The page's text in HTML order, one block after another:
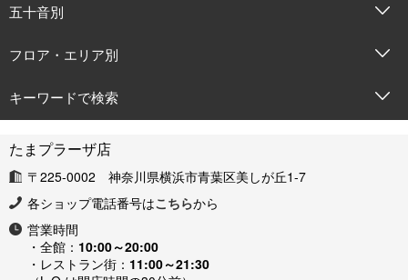
五十音別
フロア・エリア別
キーワードで検索
たまプラーザ店
〒225-0002 神奈川県横浜市青葉区美しが丘1-7
各ショップ電話番号はこちらから
営業時間
・全館： 10:00～20:00
・レストラン街： 11:00～21:30